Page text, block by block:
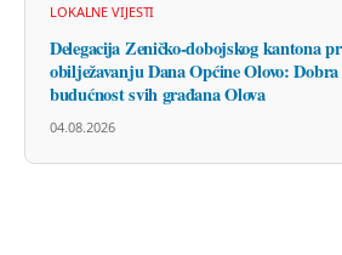
LOKALNE VIJESTI
Delegacija Zeničko-dobojskog kantona
obilježavanju Dana Općine Olovo:
budućnost svih građana Olova
04.08.2026